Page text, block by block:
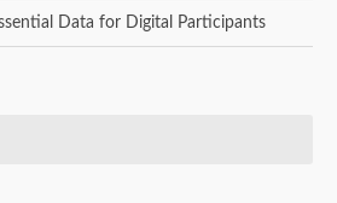
Data for Digital Participants